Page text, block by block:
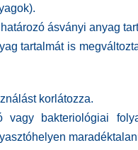
ásványi anyag
tartalmát is
korlátozza.
bakteriológiai